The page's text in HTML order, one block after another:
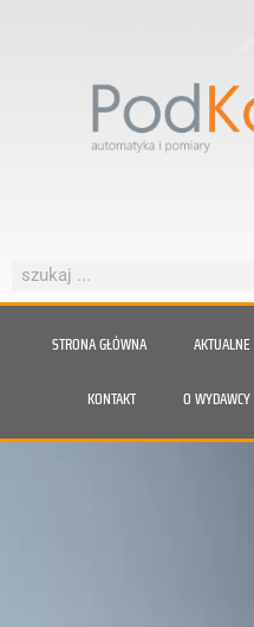
STRONA GŁÓWNA
KONTAKT O WYDAWCY
Nie daj się
Najczęściej
w systemach